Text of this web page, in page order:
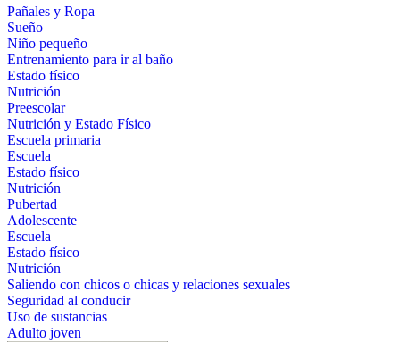
Pañales y Ropa
Sueño
Niño pequeño
Entrenamiento para ir al baño
Estado físico
Nutrición
Preescolar
Nutrición y Estado Físico
Escuela primaria
Escuela
Estado físico
Nutrición
Pubertad
Adolescente
Escuela
Estado físico
Nutrición
Saliendo con chicos o chicas y relaciones sexuales
Seguridad al conducir
Uso de sustancias
Adulto joven